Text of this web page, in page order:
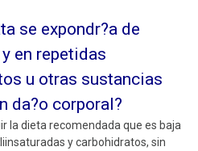
se expondr?a de
en repetidas
u otras sustancias
da?o corporal?
la dieta recomendada que es baja
y carbohidratos, sin